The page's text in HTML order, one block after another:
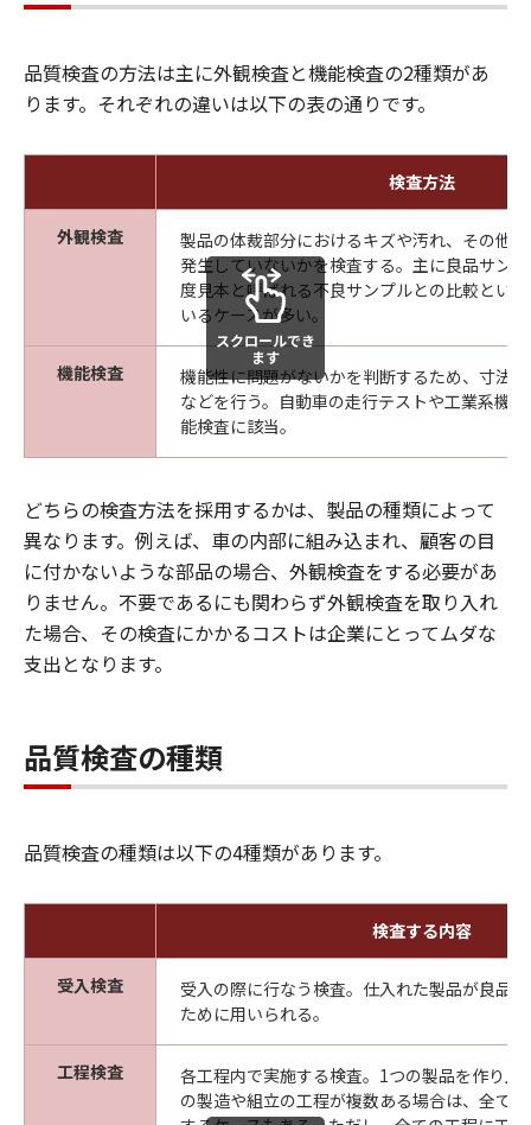
品質検査の方法は主に外観検査と機能検査の2種類があ
ります。それぞれの違いは以下の表の通りです。
検査方法
外観検査
製品の体裁部分におけるキズや汚れ、その他
発生していないかを検査する。主に良品サン
度見本と呼ばれる不良サンプルとの比較とい
いるケースが多い。
機能検査
機能性に問題がないかを判断するため、寸法
などを行う。自動車の走行テストや工業系機
能検査に該当。
スクロールでき
ます
どちらの検査方法を採用するかは、製品の種類によって
異なります。例えば、車の内部に組み込まれ、顧客の目
に付かないような部品の場合、外観検査をする必要があ
りません。不要であるにも関わらず外観検査を取り入れ
た場合、その検査にかかるコストは企業にとってムダな
支出となります。
品質検査の種類
品質検査の種類は以下の4種類があります。
検査する内容
受入検査
受入の際に行なう検査。仕入れた製品が良品
ために用いられる。
工程検査
各工程内で実施する検査。1つの製品を作り上
の製造や組立の工程が複数ある場合は、全て